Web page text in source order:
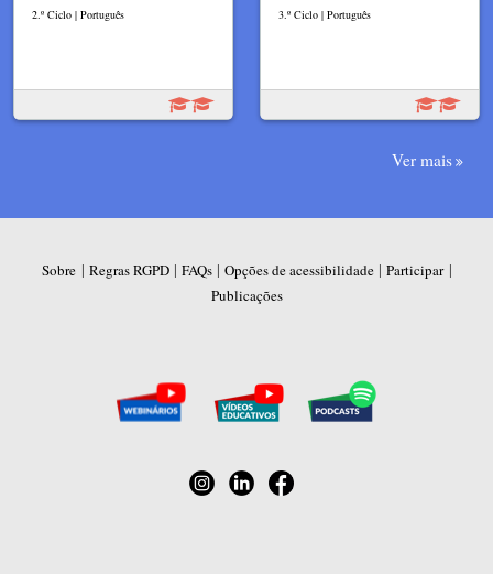
2.º Ciclo | Português 3.º Ciclo | Português
Ver mais
Sobre | Regras RGPD| FAQs| Opções de acessibilidade| Participar|
Publicações